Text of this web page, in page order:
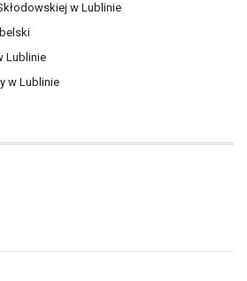
w Lublinie
Lublinie
w Lublinie